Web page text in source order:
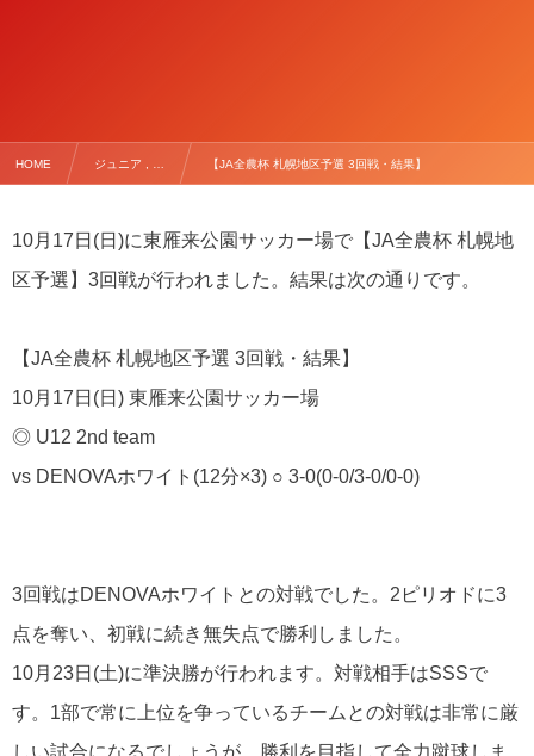
HOME ジュニア , … 【JA全農杯 札幌地区予選 3回戦・結果】
10月17日(日)に東雁来公園サッカー場で【JA全農杯 札幌地
区予選】3回戦が行われました。結果は次の通りです。
【JA全農杯 札幌地区予選 3回戦・結果】
10月17日(日) 東雁来公園サッカー場
◎ U12 2nd team
vs DENOVAホワイト(12分×3) ○ 3-0(0-0/3-0/0-0)
3回戦はDENOVAホワイトとの対戦でした。2ピリオドに3
点を奪い、初戦に続き無失点で勝利しました。
10月23日(土)に準決勝が行われます。対戦相手はSSSで
す。1部で常に上位を争っているチームとの対戦は非常に厳